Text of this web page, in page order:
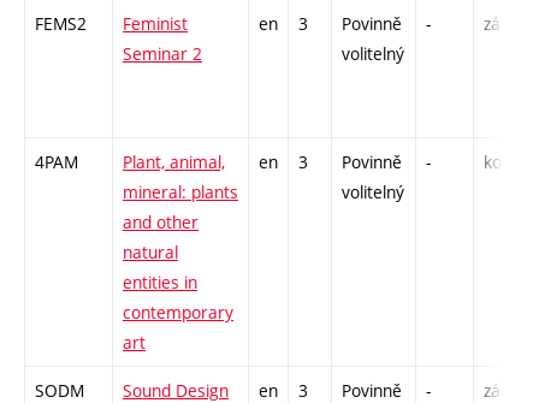
FEMS2
Feminist
Seminar 2
en 3
Povinně
volitelný
- zá
4PAM
Plant, animal,
mineral: plants
and other
natural
entities in
contemporary
art
en 3
Povinně
volitelný
- kol
SODM
Sound Design
en 3
Povinně
- zá